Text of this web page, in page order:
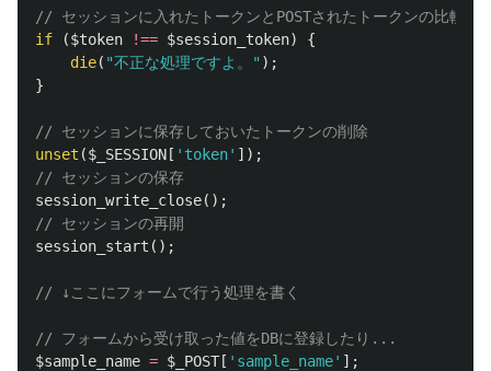
// セッションに入れたトークンとPOSTされたトークンの比較
if
($token !== $session_token)
{
die( "不正な処理ですよ。" );
}
// セッションに保存しておいたトークンの削除
unset ($_SESSION [ 'token' ]);
// セッションの保存
session_write_close();
// セッションの再開
session_start ();
// ↓ここにフォームで行う処理を書く
// フォームから受け取った値をDBに登録したり...
$sample_name = $_POST [ 'sample_name' ];